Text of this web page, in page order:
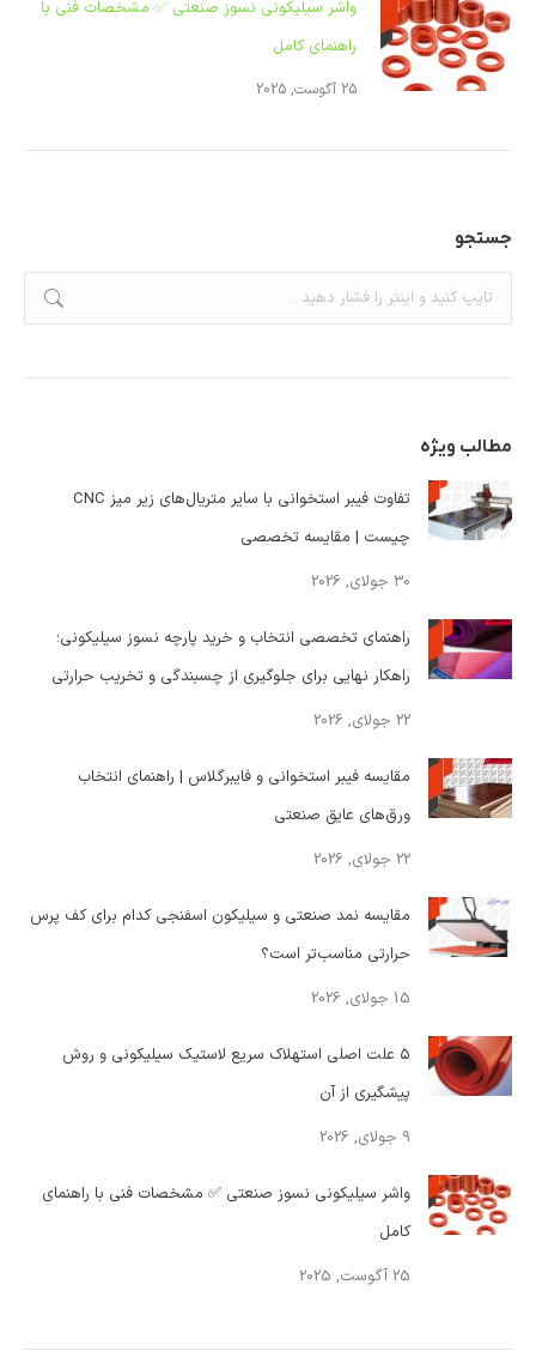
واشر سیلیکونی نسوز صنعتی ✅ مشخصات فنی با
راهنمای کامل
25 آگوست, 2025
جستجو
جستجو:
مطالب ویژه
تفاوت فیبر استخوانی با سایر متریال‌های زیر میز CNC
چیست | مقایسه تخصصی
30 جولای, 2026
راهنمای تخصصی انتخاب و خرید پارچه نسوز سیلیکونی؛
راهکار نهایی برای جلوگیری از چسبندگی و تخریب حرارتی
22 جولای, 2026
مقایسه فیبر استخوانی و فایبرگلاس | راهنمای انتخاب
ورق‌های عایق صنعتی
22 جولای, 2026
مقایسه نمد صنعتی و سیلیکون اسفنجی کدام برای کف پرس
حرارتی مناسب‌تر است؟
15 جولای, 2026
۵ علت اصلی استهلاک سریع لاستیک سیلیکونی و روش
پیشگیری از آن
9 جولای, 2026
واشر سیلیکونی نسوز صنعتی ✅ مشخصات فنی با راهنمای
کامل
25 آگوست, 2025